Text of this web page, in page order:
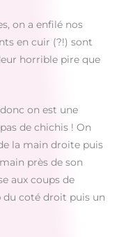
on a enfilé nos
en cuir (?!) sont
horrible pire que
on est une
de chichis ! On
la main droite puis
près de son
aux coups de
du coté droit puis un